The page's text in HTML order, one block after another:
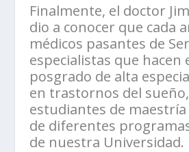
Finalmente, el doctor
dio a conocer que cada
médicos pasantes de
especialistas que hacen
posgrado de alta
en trastornos del
estudiantes de
de diferentes
de nuestra Universidad.